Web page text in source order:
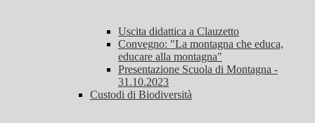
Uscita didattica a Clauzetto
Convegno: "La montagna che educa,
educare alla montagna"
Presentazione Scuola di Montagna -
31.10.2023
Custodi di Biodiversità